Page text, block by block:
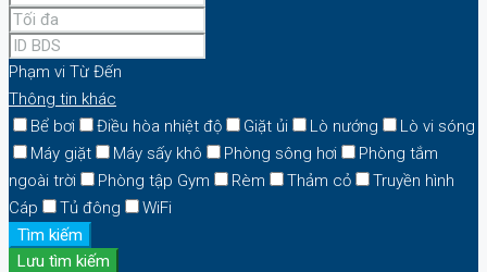
Phạm vi Từ Đến
Thông tin khác
Bể bơi
Điều hòa nhiệt độ Giặt ủi Lò nướng
Lò vi sóng
Máy giặt
Máy sấy khô Phòng sông hơi
Phòng tắm
ngoài trời
Phòng tập Gym Rèm Thảm cỏ
Truyền hình
Cáp
Tủ đông
WiFi
Tìm kiếm
Lưu tìm kiếm